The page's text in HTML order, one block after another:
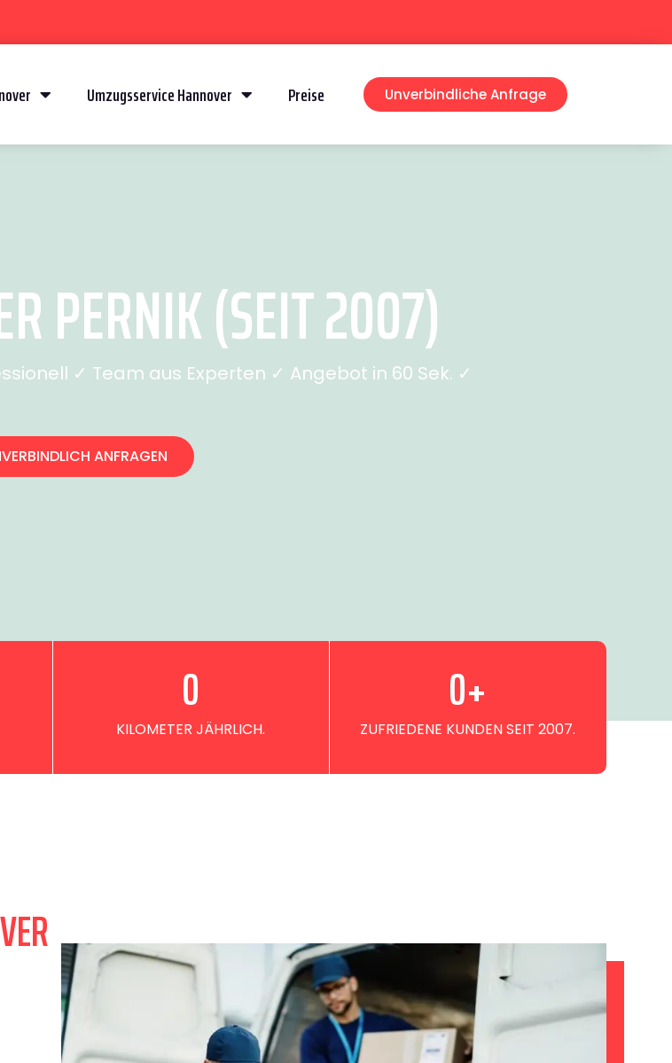
Umzugsservice Hannover Preise Unverbindliche Anfrage
PERNIK (SEIT 2007)
✓ Team aus Experten ✓ Angebot in 60 Sek. ✓
ANFRAGEN
KILOMETER JÄHRLICH.
0
ZUFRIEDENE KUNDEN SEIT 2007.
0+